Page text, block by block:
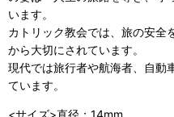
います。
カトリック教会では、旅の安全
から大切にされています。
現代では旅行者や航海者、自動
ています。